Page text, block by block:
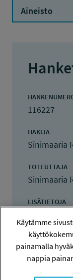
Aineisto
116227
HAKIJA
Sinimaaria
TOTEUTTAJA
Sinimaaria
LISÄTIETOJA
1.9.2016 -
Käytämme
painamalla
nappia